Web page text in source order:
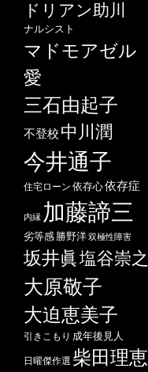
ドリアン助川
ナルシスト
マドモアゼル
愛
三石由起子
不登校 中川潤
今井通子
住宅ローン 依存心依存症
内縁 加藤諦三
劣等感勝野洋双極性障害
坂井眞塩谷崇之
大原敬子
大迫恵美子
引きこもり 成年後見人
日曜傑作選 柴田理恵